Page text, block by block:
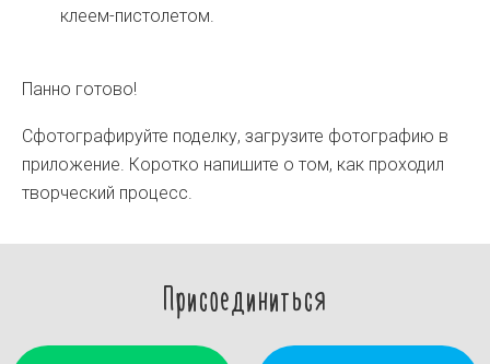
клеем-пистолетом.
Панно готово!
Сфотографируйте поделку, загрузите фотографию в
приложение. Коротко напишите о том, как проходил
творческий процесс.
Присоединиться